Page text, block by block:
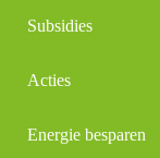
Subsidies
Acties
Energie besparen